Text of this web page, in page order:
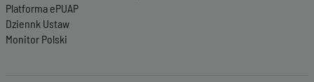
Platforma ePUAP
Dziennk Ustaw
Monitor Polski